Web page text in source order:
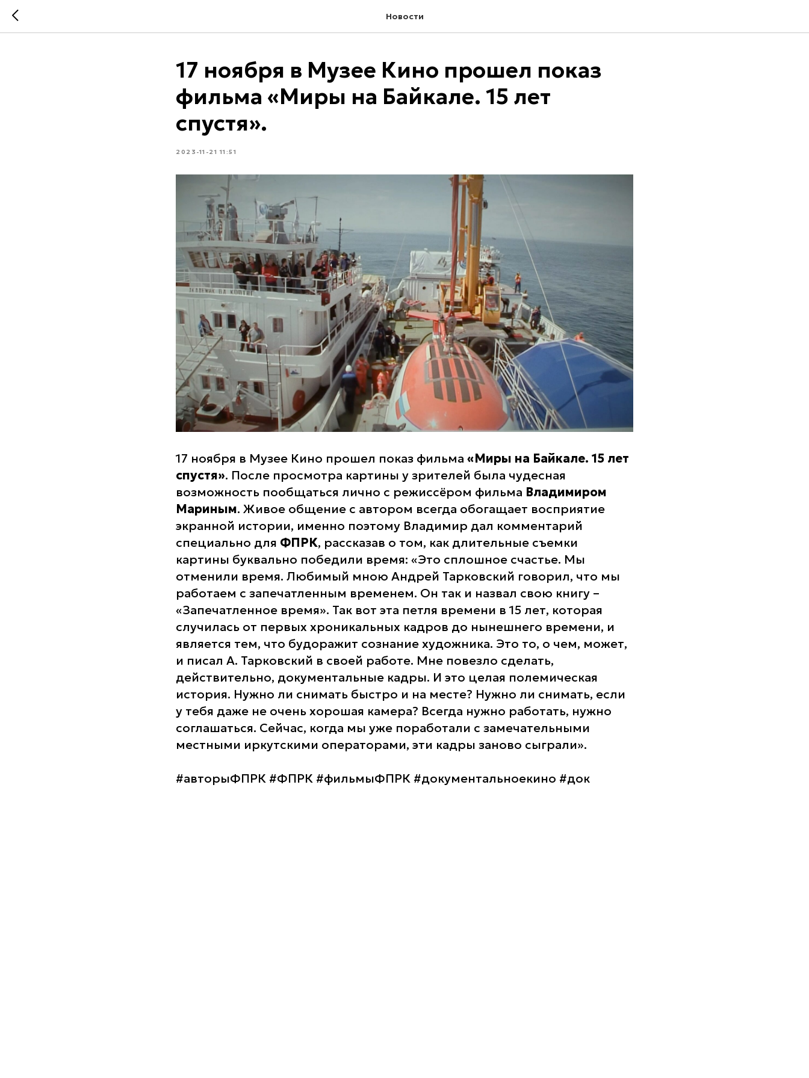
Новости
17 ноября в Музее Кино прошел показ
фильма «Миры на Байкале. 15 лет
спустя».
2023-11-21 11:51
17 ноября в Музее Кино прошел показ фильма «Миры на Байкале. 15 лет
спустя». После просмотра картины у зрителей была чудесная
возможность пообщаться лично с режиссёром фильма Владимиром
Мариным. Живое общение с автором всегда обогащает восприятие
экранной истории, именно поэтому Владимир дал комментарий
специально для ФПРК, рассказав о том, как длительные съемки
картины буквально победили время: «Это сплошное счастье. Мы
отменили время. Любимый мною Андрей Тарковский говорил, что мы
работаем с запечатленным временем. Он так и назвал свою книгу –
«Запечатленное время». Так вот эта петля времени в 15 лет, которая
случилась от первых хроникальных кадров до нынешнего времени, и
является тем, что будоражит сознание художника. Это то, о чем, может,
и писал А. Тарковский в своей работе. Мне повезло сделать,
действительно, документальные кадры. И это целая полемическая
история. Нужно ли снимать быстро и на месте? Нужно ли снимать, если
у тебя даже не очень хорошая камера? Всегда нужно работать, нужно
соглашаться. Сейчас, когда мы уже поработали с замечательными
местными иркутскими операторами, эти кадры заново сыграли».
#авторыФПРК #ФПРК #фильмыФПРК #документальноекино #док